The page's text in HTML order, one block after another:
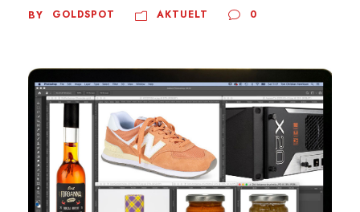
BY GOLDSPOT AKTUELT 0